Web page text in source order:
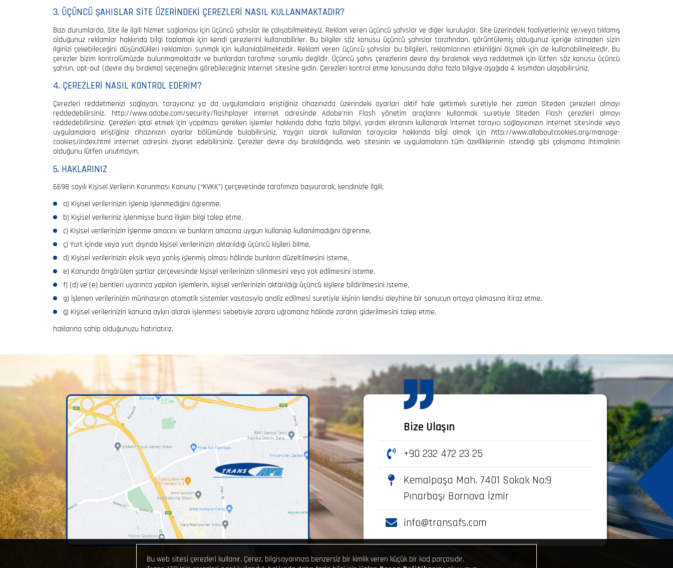
3. ÜÇÜNCÜ ŞAHISLAR SİTE ÜZERİNDEKİ ÇEREZLERİ NASIL KULLANMAKTADIR?
Bazı durumlarda, Site ile ilgili hizmet sağlaması için üçüncü şahıslar ile çalışabilmekteyiz. Reklam veren üçüncü şahıslar ve diğer kuruluşlar, Site üzerindeki faaliyetleriniz ve/veya tıklamış
olduğunuz reklamlar hakkında bilgi toplamak için kendi çerezlerini kullanabilirler. Bu bilgiler söz konusu üçüncü şahıslar tarafından, görüntülemiş olduğunuz içeriğe istinaden sizin
ilginizi çekebileceğini düşündükleri reklamları sunmak için kullanılabilmektedir. Reklam veren üçüncü şahıslar bu bilgileri, reklamlarının etkinliğini ölçmek için de kullanabilmektedir. Bu
çerezler bizim kontrolümüzde bulunmamaktadır ve bunlardan tarafımız sorumlu değildir. Üçüncü şahıs çerezlerini devre dışı bırakmak veya reddetmek için lütfen söz konusu üçüncü
şahsın, opt-out (devre dışı bırakma) seçeneğini görebileceğiniz internet sitesine gidin. Çerezleri kontrol etme konusunda daha fazla bilgiye aşağıda 4. kısımdan ulaşabilirsiniz.
4. ÇEREZLERİ NASIL KONTROL EDERİM?
Çerezleri reddetmenizi sağlayan, tarayıcınız ya da uygulamalara eriştiğiniz cihazınızda üzerindeki ayarları aktif hale getirmek suretiyle her zaman Siteden çerezleri almayı
reddedebilirsiniz. http://www.adobe.com/security/flashplayer internet adresinde Adobe'nin Flash yönetim araçlarını kullanmak suretiyle Siteden Flash çerezleri almayı
reddedebilirsiniz. Çerezleri iptal etmek için yapılması gereken işlemler hakkında daha fazla bilgiyi, yardım ekranını kullanarak İnternet tarayıcı sağlayıcınızın internet sitesinde veya
uygulamalara eriştiğiniz cihazınızın ayarlar bölümünde bulabilirsiniz. Yaygın olarak kullanılan tarayıcılar hakkında bilgi almak için http://www.allaboutcookies.org/manage-
cookies/index.html internet adresini ziyaret edebilirsiniz. Çerezler devre dışı bırakıldığında, web sitesinin ve uygulamaların tüm özelliklerinin istendiği gibi çalışmama ihtimalinin
olduğunu lütfen unutmayın.
5. HAKLARINIZ
6698 sayılı Kişisel Verilerin Korunması Kanunu (“KVKK”) çerçevesinde tarafımıza başvurarak, kendinizle ilgili;
a) Kişisel verilerinizin işlenip işlenmediğini öğrenme,
b) Kişisel verileriniz işlenmişse buna ilişkin bilgi talep etme,
c) Kişisel verilerinizin işlenme amacını ve bunların amacına uygun kullanılıp kullanılmadığını öğrenme,
ç) Yurt içinde veya yurt dışında kişisel verilerinizin aktarıldığı üçüncü kişileri bilme,
d) Kişisel verilerinizin eksik veya yanlış işlenmiş olması hâlinde bunların düzeltilmesini isteme,
e) Kanunda öngörülen şartlar çerçevesinde kişisel verilerinizin silinmesini veya yok edilmesini isteme,
f) (d) ve (e) bentleri uyarınca yapılan işlemlerin, kişisel verilerinizin aktarıldığı üçüncü kişilere bildirilmesini isteme,
g) İşlenen verilerinizin münhasıran otomatik sistemler vasıtasıyla analiz edilmesi suretiyle kişinin kendisi aleyhine bir sonucun ortaya çıkmasına itiraz etme,
ğ) Kişisel verilerinizin kanuna aykırı olarak işlenmesi sebebiyle zarara uğramanız hâlinde zararın giderilmesini talep etme,
haklarına sahip olduğunuzu hatırlatırız.
Bize Ulaşın
+90 232 472 23 25
Kemalpaşa Mah. 7401 Sokak No:9
Pınarbaşı Bornova İzmir
info@transafs.com
Bu web sitesi çerezleri kullanır. Çerez, bilgisayarınıza benzersiz bir kimlik veren küçük bir kod parçasıdır.